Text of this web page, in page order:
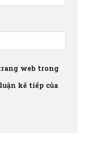
web trong
kế tiếp của